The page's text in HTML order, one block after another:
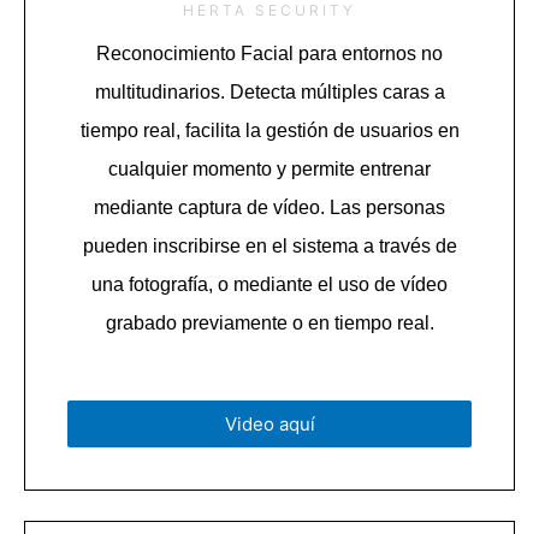
HERTA SECURITY
Reconocimiento Facial para entornos no
multitudinarios. Detecta múltiples caras a
tiempo real, facilita la gestión de usuarios en
cualquier momento y permite entrenar
mediante captura de vídeo. Las personas
pueden inscribirse en el sistema a través de
una fotografía, o mediante el uso de vídeo
grabado previamente o en tiempo real.
Video aquí